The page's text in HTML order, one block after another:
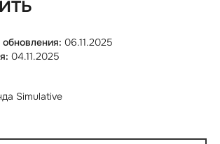
06.11.2025
04.11.2025
Simulative